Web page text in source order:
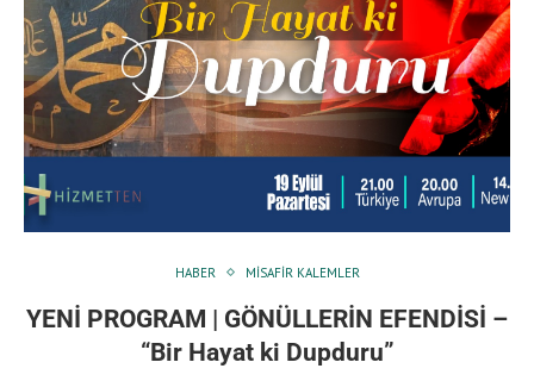
HABER MISAFIR KALEMLER
YENİ PROGRAM | GÖNÜLLERİN EFENDİSİ –
“Bir Hayat ki Dupduru”